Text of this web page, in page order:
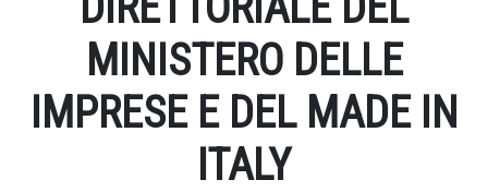
MINISTERO DELLE
IMPRESE E DEL MADE IN
ITALY